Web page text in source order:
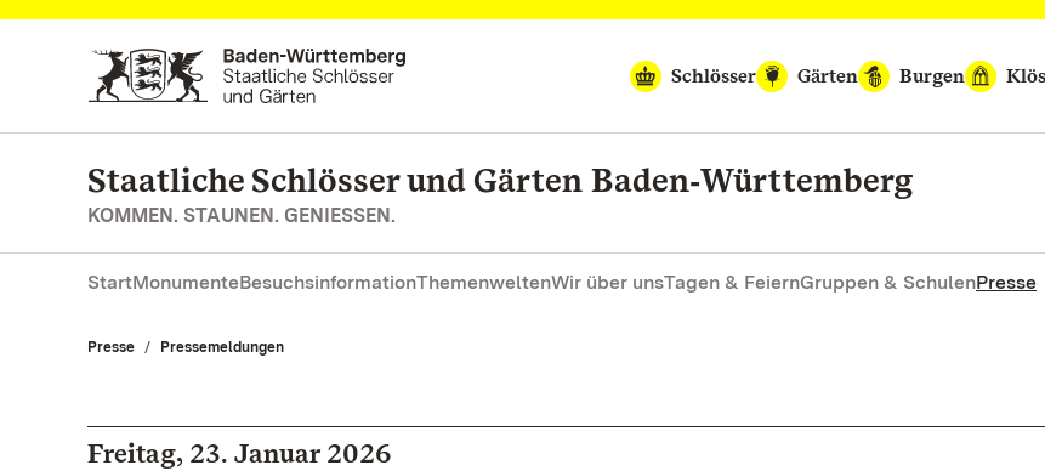
Zum Hauptinhalt springen
Schlösser
Gärten Burgen
Staatliche Schlösser und Gärten Baden‑Württemberg
KOMMEN. STAUNEN. GENIESSEN.
StartMonumenteBesuchsinformationThemenweltenWir über unsTagen & FeiernGruppen & SchulenPresse
Presse Pressemeldungen
Freitag, 23. Januar 2026